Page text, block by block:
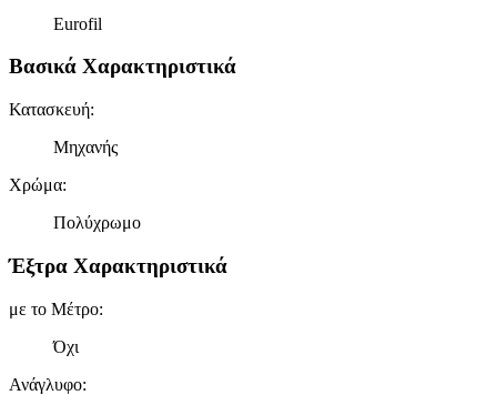
Eurofil
Βασικά Χαρακτηριστικά
Κατασκευή:
Μηχανής
Χρώμα:
Πολύχρωμο
Έξτρα Χαρακτηριστικά
με το Μέτρο:
Όχι
Ανάγλυφο: